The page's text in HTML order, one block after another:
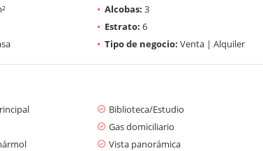
Alcobas: 3
Estrato: 6
Tipo de negocio: Venta | Alquiler
Biblioteca/Estudio
Gas domiciliario
Vista panorámica